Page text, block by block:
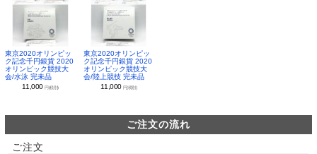
東京2020オリンピッ
ク記念千円銀貨 2020
オリンピック競技大
会/水泳 完未品
11,000円(税別)
東京2020オリンピッ
ク記念千円銀貨 2020
オリンピック競技大
会/陸上競技 完未品
11,000 円(税別)
ご注文の流れ
ご注文